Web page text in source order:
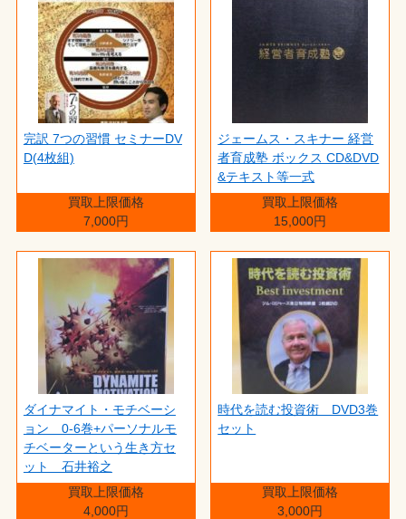
完訳 7つの習慣 セミナーDV
D(4枚組)
買取上限価格
7,000円
ジェームス・スキナー 経営
者育成塾 ボックス CD&DVD
&テキスト等一式
買取上限価格
15,000円
ダイナマイト・モチベーシ
ョン 0-6巻+パーソナルモ
チベーターという生き方セ
ット 石井裕之
買取上限価格
4,000円
時代を読む投資術 DVD3巻
セット
買取上限価格
3,000円